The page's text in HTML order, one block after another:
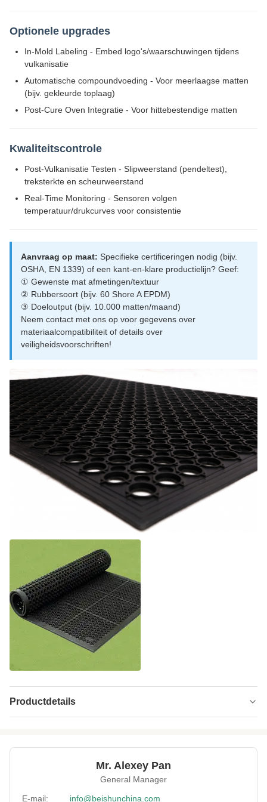
Optionele upgrades
In-Mold Labeling - Embed logo's/waarschuwingen tijdens
vulkanisatie
Automatische compoundvoeding - Voor meerlaagse matten
(bijv. gekleurde toplaag)
Post-Cure Oven Integratie - Voor hittebestendige matten
Kwaliteitscontrole
Post-Vulkanisatie Testen - Slipweerstand (pendeltest),
treksterkte en scheurweerstand
Real-Time Monitoring - Sensoren volgen
temperatuur/drukcurves voor consistentie
Aanvraag op maat: Specifieke certificeringen nodig (bijv.
OSHA, EN 1339) of een kant-en-klare productielijn? Geef:
① Gewenste mat afmetingen/textuur
② Rubbersoort (bijv. 60 Shore A EPDM)
③ Doeloutput (bijv. 10.000 matten/maand)
Neem contact met ons op voor gegevens over
materiaalcompatibiliteit of details over
veiligheidsvoorschriften!
Productdetails
Main Motor Power:11 kW
Ondersteuning maatwerk
Mr. Alexey Pan
General Manager
E-mail:
info@beishunchina.com